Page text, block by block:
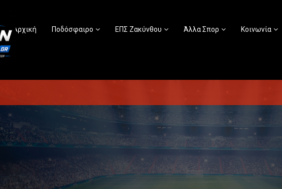
Αρχική Ποδόσφαιρο ΕΠΣ Ζακύνθου Άλλα Σπορ Κοινωνία